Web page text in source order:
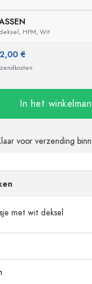
HPM, Wit
2,00 €
In het
voor verzending
met wit deksel